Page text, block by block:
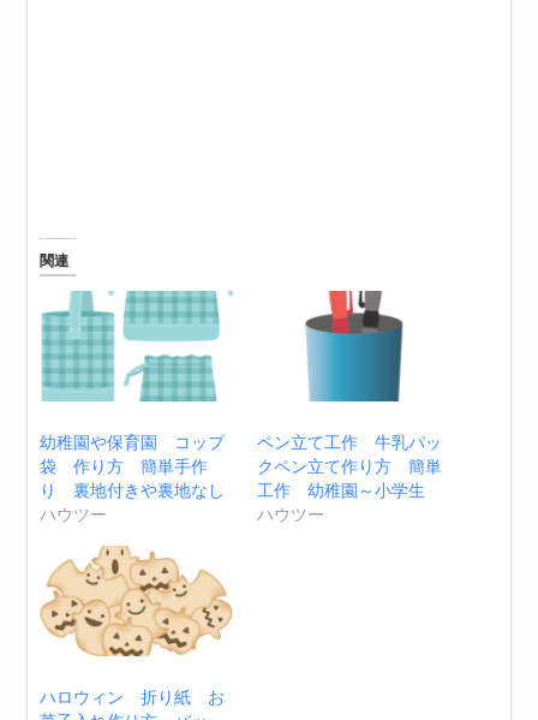
関連
幼稚園や保育園 コップ
袋 作り方 簡単手作
り 裏地付きや裏地なし
ハウツー
ペン立て工作 牛乳パッ
クペン立て作り方 簡単
工作 幼稚園～小学生
ハウツー
ハロウィン 折り紙 お